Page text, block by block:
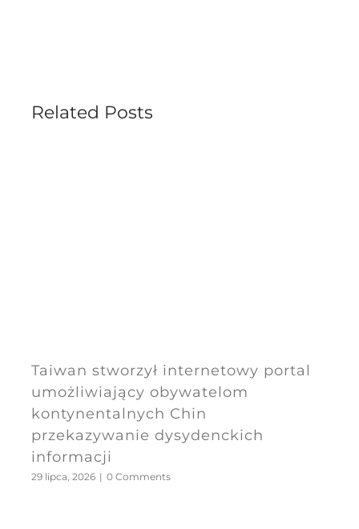
Related Posts
Taiwan stworzył internetowy portal
umożliwiający obywatelom
kontynentalnych Chin
przekazywanie dysydenckich
informacji
29 lipca, 2026 | 0 Comments